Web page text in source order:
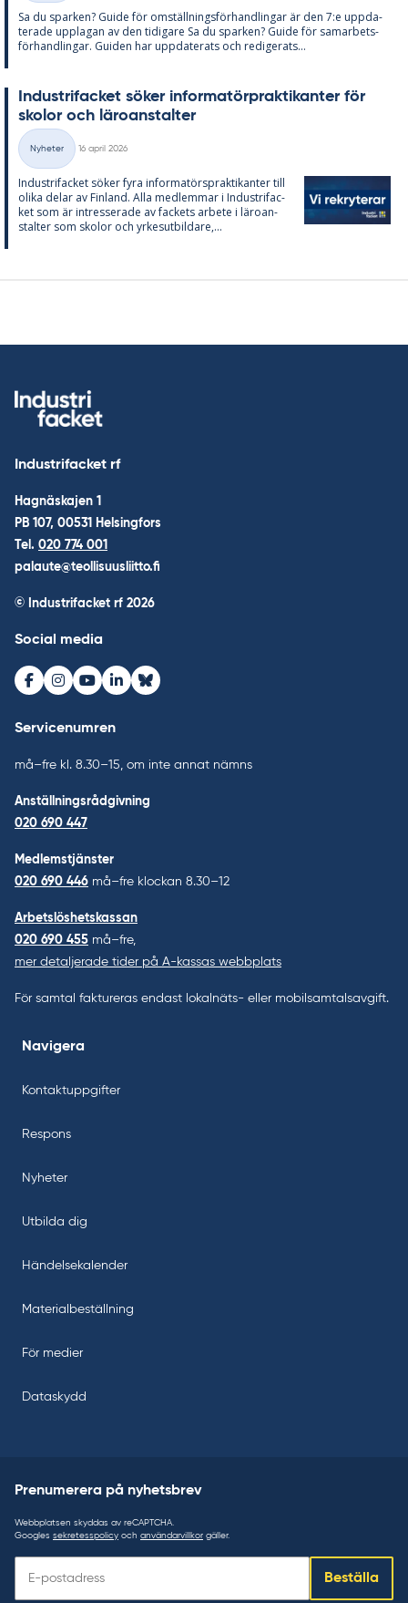
Sa du spar­ken? Guide för om­ställ­nings­för­hand­ling­ar är den 7:e upp­da­
te­ra­de upp­la­gan av den ti­di­ga­re Sa du spar­ken? Guide för sam­ar­bets­
för­hand­ling­ar. Gui­den har upp­da­te­ra­ts och re­di­ge­ra­ts...
In­du­stri­fac­ket sö­ker in­for­ma­törprak­ti­kan­ter för
sko­lor och läro­an­stal­ter
Kategorier
Nyheter
16 april 2026
In­du­stri­fac­ket sö­ker fyra in­for­ma­tör­sprak­ti­kan­ter till
oli­ka de­lar av Fin­land. Alla med­lem­mar i In­du­stri­fac­
ket som är in­tres­se­ra­de av fac­kets ar­bete i läro­an­
stal­ter som sko­lor och yr­kes­ut­bil­da­re,...
Industrifacket rf
Hagnäskajen 1
PB 107, 00531 Helsingfors
Tel. 020 774 001
palaute@teollisuusliitto.fi
© Industrifacket rf 2026
Social media
Facebook
Instagram
Youtube
LinkedInBluesky
Servicenumren
må–fre kl. 8.30–15, om inte annat nämns
Anställningsrådgivning
020 690 447
Medlemstjänster
020 690 446 må–fre klockan 8.30–12
Arbetslöshetskassan
020 690 455 må–fre,
mer detaljerade tider på A-kassas webbplats
För samtal faktureras endast lokalnäts- eller mobilsamtalsavgift.
Navigera
Kontaktuppgifter
Respons
Nyheter
Utbilda dig
Händelsekalender
Materialbeställning
För medier
Dataskydd
Prenumerera på nyhetsbrev
Webbplatsen skyddas av reCAPTCHA.
Googles sekretesspolicy och användarvillkor gäller.
Beställa